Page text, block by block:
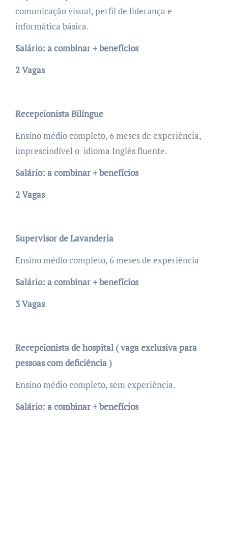
comunicação visual, perfil de liderança e
informática básica.
Salário: a combinar + benefícios
2 Vagas
Recepcionista Bilíngue
Ensino médio completo, 6 meses de experiência,
imprescindível o idioma Inglês fluente.
Salário: a combinar + benefícios
2 Vagas
Supervisor de Lavanderia
Ensino médio completo, 6 meses de experiência
Salário: a combinar + benefícios
3 Vagas
Recepcionista de hospital ( vaga exclusiva para
pessoas com deficiência )
Ensino médio completo, sem experiência.
Salário: a combinar + benefícios